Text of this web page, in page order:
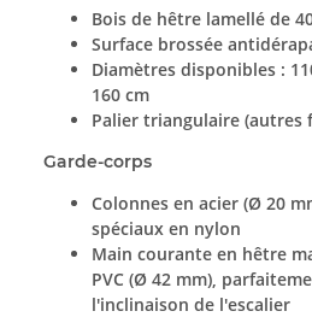
Bois de hêtre lamellé de
Surface brossée
Diamètres disponibles :
160 cm
Palier triangulaire (autres
Garde-corps
Colonnes en acier (Ø 20
spéciaux en nylon
Main courante en hêtre
PVC (Ø 42 mm),
l'inclinaison de l'escalier